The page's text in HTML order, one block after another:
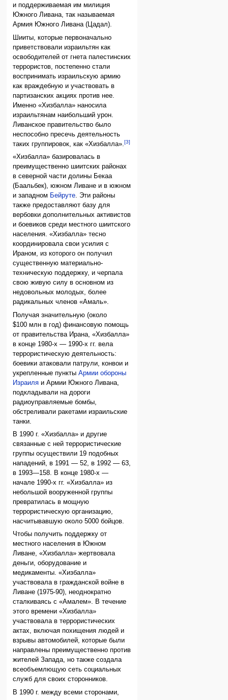
и поддерживаемая им милиция
Южного Ливана, так называемая
Армия Южного Ливана (Цадал).
Шииты, которые первоначально
приветствовали израильтян как
освободителей от гнета палестинских
террористов, постепенно стали
воспринимать израильскую армию
как враждебную и участвовать в
партизанских акциях против нее.
Именно «Хизбалла» наносила
израильтянам наибольший урон.
Ливанское правительство было
неспособно пресечь деятельность
таких группировок, как «Хизбалла».[3]
«Хизбалла» базировалась в
преимущественно шиитских районах
в северной части долины Бекаа
(Баальбек), южном Ливане и в южном
и западном Бейруте. Эти районы
также предоставляют базу для
вербовки дополнительных активистов
и боевиков среди местного шиитского
населения. «Хизбалла» тесно
координировала свои усилия с
Ираном, из которого он получил
существенную материально-
техническую поддержку, и черпала
свою живую силу в основном из
недовольных молодых, более
радикальных членов «Амаль».
Получая значительную (около
$100 млн в год) финансовую помощь
от правительства Ирана, «Хизбалла»
в конце 1980-х — 1990-х гг. вела
террористическую деятельность:
боевики атаковали патрули, конвои и
укрепленные пунктыАрмии обороны
Израиля и Армии Южного Ливана,
подкладывали на дороги
радиоуправляемые бомбы,
обстреливали ракетами израильские
танки.
В 1990 г. «Хизбалла» и другие
связанные с ней террористические
группы осуществили 19 подобных
нападений, в 1991 — 52, в 1992 — 63,
в 1993—158. В конце 1980-х —
начале 1990-х гг. «Хизбалла» из
небольшой вооруженной группы
превратилась в мощную
террористическую организацию,
насчитывавшую около 5000 бойцов.
Чтобы получить поддержку от
местного населения в Южном
Ливане, «Хизбалла» жертвовала
деньги, оборудование и
медикаменты. «Хизбалла»
участвовала в гражданской войне в
Ливане (1975-90), неоднократно
сталкиваясь с «Амалем». В течение
этого времени «Хизбалла»
участвовала в террористических
актах, включая похищения людей и
взрывы автомобилей, которые были
направлены преимущественно против
жителей Запада, но также создала
всеобъемлющую сеть социальных
служб для своих сторонников.
В 1990 г. между всеми сторонами,